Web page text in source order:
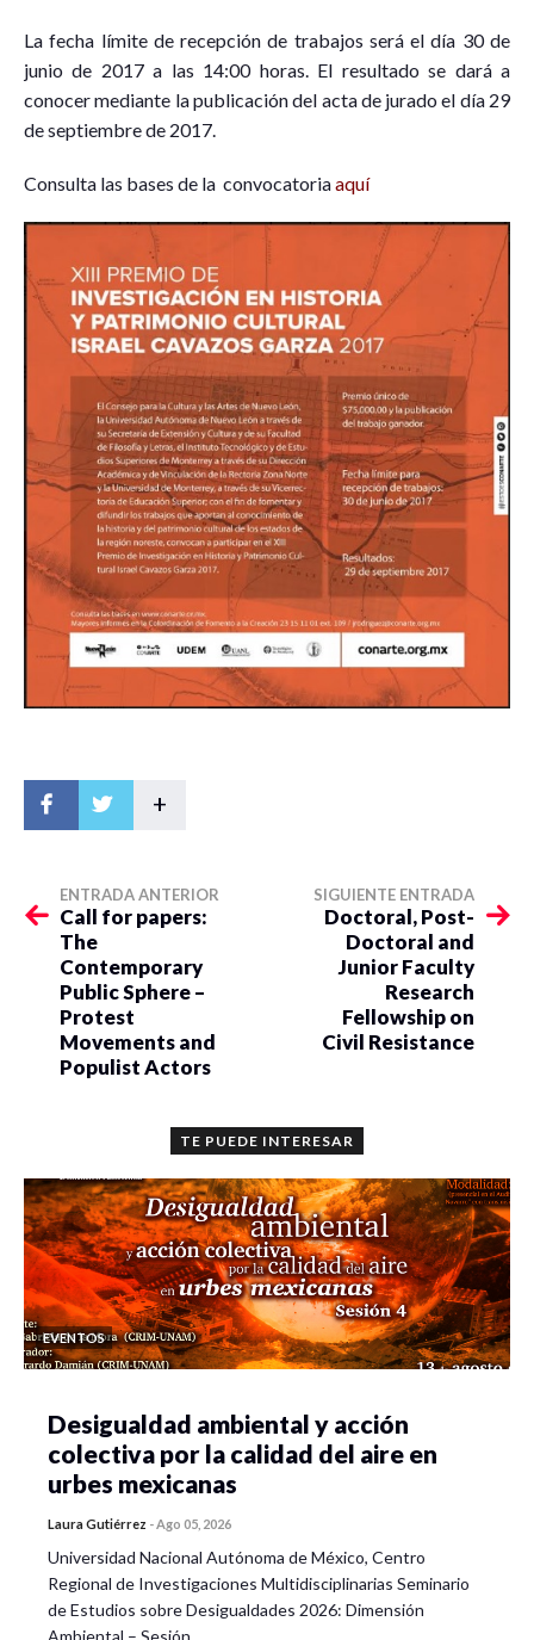
La fecha límite de recepción de trabajos será el día 30 de
junio de 2017 a las 14:00 horas. El resultado se dará a
conocer mediante la publicación del acta de jurado el día 29
de septiembre de 2017.
Consulta las bases de la convocatoriaaquí
+
ENTRADA ANTERIOR
Call for papers:
The
Contemporary
Public Sphere –
Protest
Movements and
Populist Actors
SIGUIENTE ENTRADA
Doctoral, Post-
Doctoral and
Junior Faculty
Research
Fellowship on
Civil Resistance
TE PUEDE INTERESAR
EVENTOS
Desigualdad ambiental y acción
colectiva por la calidad del aire en
urbes mexicanas
Laura Gutiérrez -Ago 05, 2026
Universidad Nacional Autónoma de México, Centro
Regional de Investigaciones Multidisciplinarias Seminario
de Estudios sobre Desigualdades 2026: Dimensión